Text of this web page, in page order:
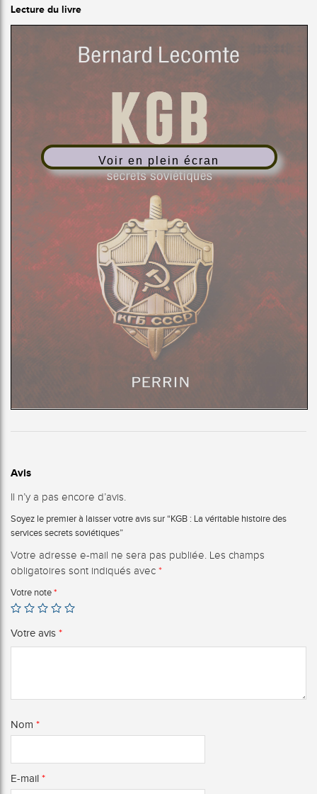
Lecture du livre
Voir en plein écran
Avis
Il n’y a pas encore d’avis.
Soyez le premier à laisser votre avis sur “KGB : La véritable histoire des
services secrets soviétiques”
Votre adresse e-mail ne sera pas publiée. Les champs
obligatoires sont indiqués avec *
Votre note *
Votre avis *
Nom *
E-mail *